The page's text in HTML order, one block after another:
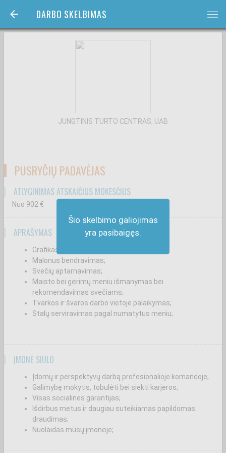
DARBO SKELBIMAS bars
Šio skelbimo galiojimas
yra pasibaigęs.
JUNGTINIS TURTO CENTRAS, UAB
PUSRYČIŲ PADAVĖJAS
ATLYGINIMAS ATSKAIČIUS MOKESČIUS
Nuo 902 €
APRAŠYMAS
Grafikas - I-V 6-15H
Malonus bendravimas;
Svečių aptarnavimas;
Maisto bei gėrimų meniu išmanymas bei
rekomendavimas svečiams;
Tvarkos ir švaros darbo vietoje palaikymas;
Stalų serviravimas pagal numatytus meniu;
ĮMONĖ SIŪLO
Įdomų ir perspektyvų darbą profesionalioje komandoje;
Galimybę mokytis, tobulėti bei siekti karjeros;
Visas socialines garantijas;
Išdirbus metus ir daugiau suteikiamas papildomas
draudimas;
Nuolaidas mūsų įmonėje;